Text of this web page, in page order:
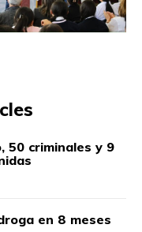
50 criminales y 9
en 8 meses